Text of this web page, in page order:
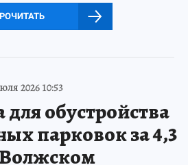
2026 10:53
обустройства
парковок за 4,3